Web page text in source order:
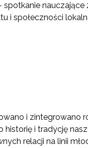
spotkanie
i społeczności
i zintegrowano
historię i tradycję
relacji na linii